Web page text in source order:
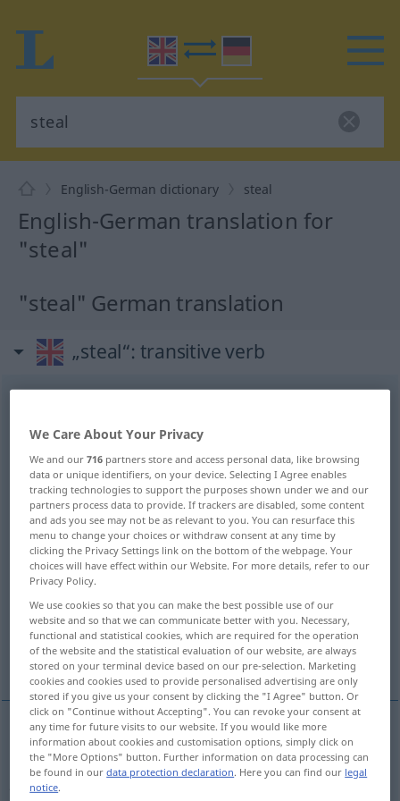
English-German dictionary steal
English-German translation for
"steal"
"steal" German translation
„steal“: transitive verb
Overview of all translations
(For more details, click/tap on the translation)
stehlen, entwenden stehlen, plagiieren
stehlen, erlisten, heimlich erlangen,
erhaschen
heimlich verstohlen bringen, schmuggeln
durch List Zufall gewinnen
stehlen,entwenden stealtake without
permission
We Care About Your Privacy
We and our716 partners store and access personal data, like browsing
data or unique identifiers, on your device. Selecting I Agree enables
tracking technologies to support the purposes shown under we and our
partners process data to provide. If trackers are disabled, some content
and ads you see may not be as relevant to you. You can resurface this
menu to change your choices or withdraw consent at any time by
clicking the Privacy Settings link on the bottom of the webpage. Your
choices will have effect within our Website. For more details, refer to our
Privacy Policy.
We use cookies so that you can make the best possible use of our
website and so that we can communicate better with you. Necessary,
functional and statistical cookies, which are required for the operation
of the website and the statistical evaluation of our website, are always
stored on your terminal device based on our pre-selection. Marketing
cookies and cookies used to provide personalised advertising are only
stored if you give us your consent by clicking the "I Agree" button. Or
click on "Continue without Accepting". You can revoke your consent at
any time for future visits to our website. If you would like more
information about cookies and customisation options, simply click on
the "More Options" button. Further information on data processing can
be found in ourdata protection declaration. Here you can find our legal
notice.